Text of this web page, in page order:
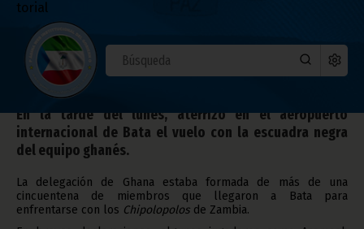
febrero 08, 2012
Noticias Deportes
En la tarde del lunes, aterrizó en el aeropuerto
internacional de Bata el vuelo con la escuadra negra
del equipo ghanés.
La delegación de Ghana estaba formada de más de una
cincuentena de miembros que llegaron a Bata para
enfrentarse con los Chipolopolos de Zambia.